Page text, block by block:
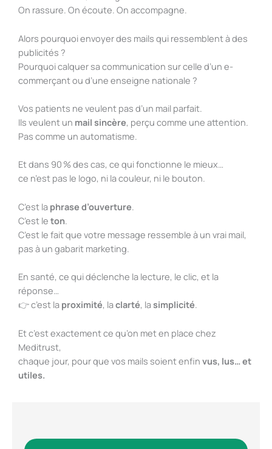
On rassure. On écoute. On accompagne.
Alors pourquoi envoyer des mails qui ressemblent à des
publicités ?
Pourquoi calquer sa communication sur celle d’un e-
commerçant ou d’une enseigne nationale ?
Vos patients ne veulent pas d’un mail parfait.
Ils veulent un mail sincère, perçu comme une attention.
Pas comme un automatisme.
Et dans 90 % des cas, ce qui fonctionne le mieux…
ce n’est pas le logo, ni la couleur, ni le bouton.
C’est la phrase d’ouverture.
C’est le ton.
C’est le fait que votre message ressemble à un vrai mail,
pas à un gabarit marketing.
En santé, ce qui déclenche la lecture, le clic, et la
réponse…
👉 c’est la proximité, laclarté, la simplicité.
Et c’est exactement ce qu’on met en place chez
Meditrust,
chaque jour, pour que vos mails soient enfin vus, lus… et
utiles.